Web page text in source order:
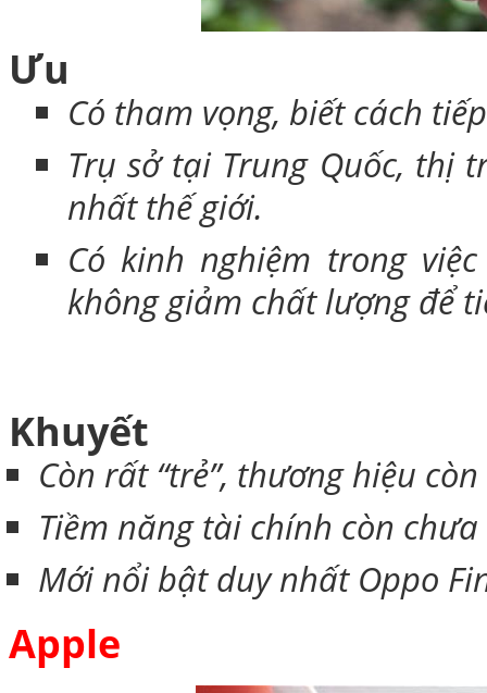
Ưu
Có tham vọng, biết cách
Trụ sở tại Trung Quốc, thị
nhất thế giới.
Có kinh nghiệm trong
không giảm chất lượng để
Khuyết
Còn rất “trẻ”, thương hiệu
Tiềm năng tài chính còn
Mới nổi bật duy nhất Oppo
Apple